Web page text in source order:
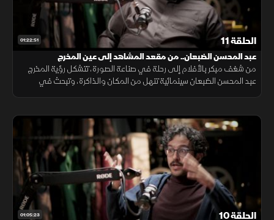
01:22:51 الحلقة 11
عبد المحسن الضبعان.. من مقعد المشاهد إلى عين المخرج
من شغف مبكر بالأفلام إلى رحلة في صناعة الصورة، تتشكل رؤية المخرج
عبد المحسن الضبعان سينمائية تنهل من المكان والذاكرة، وتبحث في
01:05:23 الحلقة 10